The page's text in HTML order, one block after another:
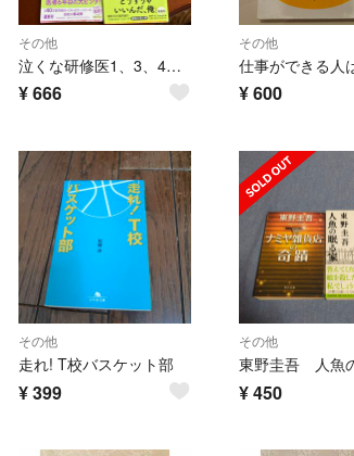
その他
泣くな研修医1、3、4巻の3冊セット
¥666
その他
¥600
その他
走れ! T校バスケット部
¥399
その他
¥450